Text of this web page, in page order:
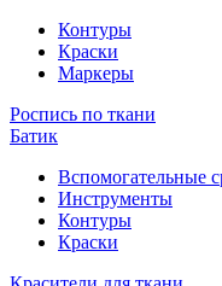
Контуры
Краски
Маркеры
Роспись по ткани
Батик
Вспомогательные
Инструменты
Контуры
Краски